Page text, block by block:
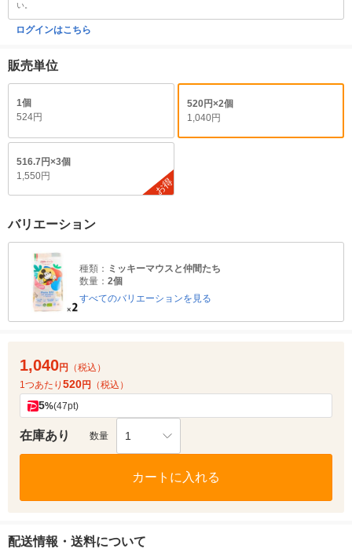
い。
ログインはこちら
販売単位
1個
524円
520円×2個
1,040円
516.7円×3個
1,550円
お得
バリエーション
種類： ミッキーマウスと仲間たち
数量： 2個
すべてのバリエーションを見る
1,040円
（税込）
1つあたり 520円 （税込）
5%(47pt)
在庫あり 数量 1
カートに入れる
配送情報・送料について